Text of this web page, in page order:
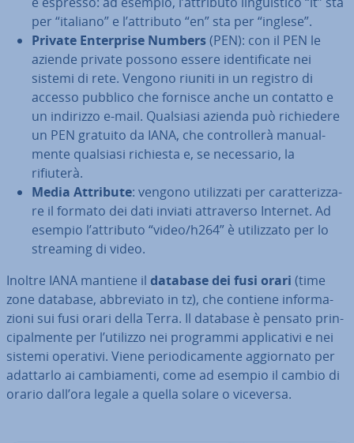
per “italiano” e l’attributo “en” sta per “inglese”.
Private En­ter­pri­se Numbers(PEN): con il PEN le
aziende private possono essere iden­ti­fi­ca­te nei
sistemi di rete. Vengono riuniti in un registro di
accesso pubblico che fornisce anche un contatto e
un indirizzo e-mail. Qualsiasi azienda può ri­chie­de­re
un PEN gratuito da IANA, che con­trol­le­rà ma­nual­
men­te qualsiasi richiesta e, se ne­ces­sa­rio, la
rifiuterà.
Media Attribute: vengono uti­liz­za­ti per ca­rat­te­riz­za­
re il formato dei dati inviati at­tra­ver­so Internet. Ad
esempio l’attributo “video/h264” è uti­liz­za­to per lo
streaming di video.
Inoltre IANA mantiene il database dei fusi orari (time
zone database, ab­bre­via­to in tz), che contiene in­for­ma­
zio­ni sui fusi orari della Terra. Il database è pensato prin­
ci­pal­men­te per l’utilizzo nei programmi ap­pli­ca­ti­vi e nei
sistemi operativi. Viene pe­rio­di­ca­men­te ag­gior­na­to per
adattarlo ai cam­bia­men­ti, come ad esempio il cambio di
orario dall’ora legale a quella solare o viceversa.